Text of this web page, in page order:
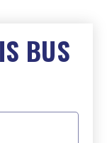
BUS